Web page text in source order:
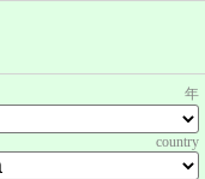
年
country